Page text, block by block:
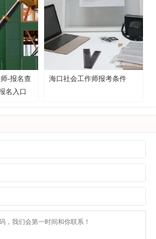
-报名查
名入口
海口社会工作师报考条件